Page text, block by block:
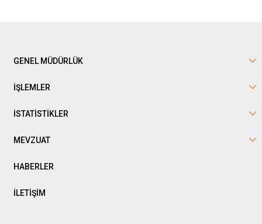
GENEL MÜDÜRLÜK
İŞLEMLER
İSTATİSTİKLER
MEVZUAT
HABERLER
İLETİŞİM